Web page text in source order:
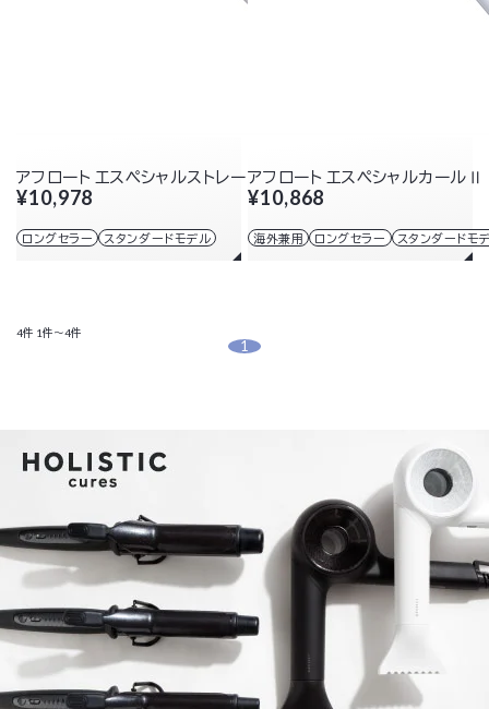
アフロート エスペシャルストレートII
¥10,978
ロングセラー スタンダードモデル
アフロート エスペシャルカールⅡ
¥10,868
海外兼用 ロングセラー スタンダードモ
4件 1件～4件
1